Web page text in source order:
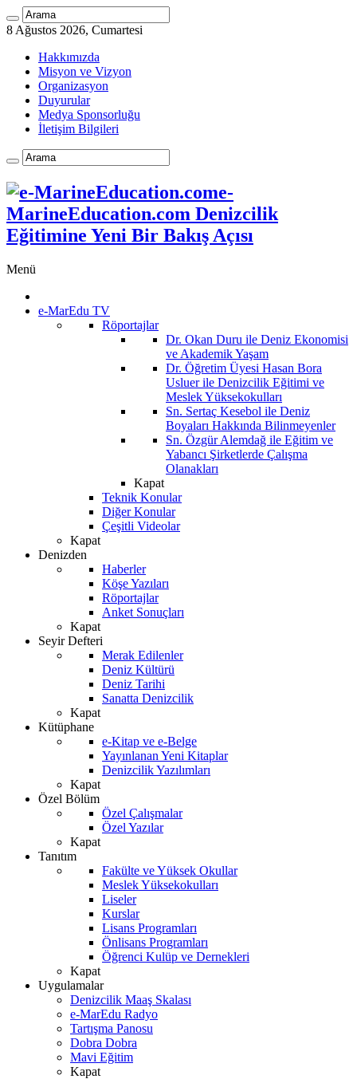
8 Ağustos 2026, Cumartesi
Hakkımızda
Misyon ve Vizyon
Organizasyon
Duyurular
Medya Sponsorluğu
İletişim Bilgileri
e-
MarineEducation.com Denizcilik
Eğitimine Yeni Bir Bakış Açısı
Menü
e-MarEdu TV
Röportajlar
Dr. Okan Duru ile Deniz Ekonomisi
ve Akademik Yaşam
Dr. Öğretim Üyesi Hasan Bora
Usluer ile Denizcilik Eğitimi ve
Meslek Yüksekokulları
Sn. Sertaç Kesebol ile Deniz
Boyaları Hakkında Bilinmeyenler
Sn. Özgür Alemdağ ile Eğitim ve
Yabancı Şirketlerde Çalışma
Olanakları
Kapat
Teknik Konular
Diğer Konular
Çeşitli Videolar
Kapat
Denizden
Haberler
Köşe Yazıları
Röportajlar
Anket Sonuçları
Kapat
Seyir Defteri
Merak Edilenler
Deniz Kültürü
Deniz Tarihi
Sanatta Denizcilik
Kapat
Kütüphane
e-Kitap ve e-Belge
Yayınlanan Yeni Kitaplar
Denizcilik Yazılımları
Kapat
Özel Bölüm
Özel Çalışmalar
Özel Yazılar
Kapat
Tanıtım
Fakülte ve Yüksek Okullar
Meslek Yüksekokulları
Liseler
Kurslar
Lisans Programları
Önlisans Programları
Öğrenci Kulüp ve Dernekleri
Kapat
Uygulamalar
Denizcilik Maaş Skalası
e-MarEdu Radyo
Tartışma Panosu
Dobra Dobra
Mavi Eğitim
Kapat